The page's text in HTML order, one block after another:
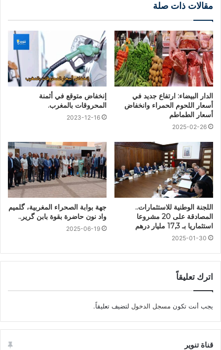
مقالات ذات صلة
الدار البيضاء: ارتفاع جديد في
أسعار اللحوم الحمراء وانخفاض
أسعار الطماطم
2025-02-26
إنخفاض متوقع في أثمنة
المحروقات بالمغرب.
2023-12-16
اللجنة الوطنية للاستثمارات..
المصادقة على 20 مشروعا
استثماريا بـ 17,3 مليار درهم
2025-01-30
جهة بوابة الصحراء المغربية، گلميم
واد نون حاضرة بقوة بابن گرير..
2025-06-19
اترك تعليقاً
يجب أنت تكون مسجل الدخول لتضيف تعليقاً.
قناة تنوير